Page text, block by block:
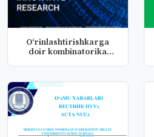
O‘rinlashtirishkarga
doir kombinatorika